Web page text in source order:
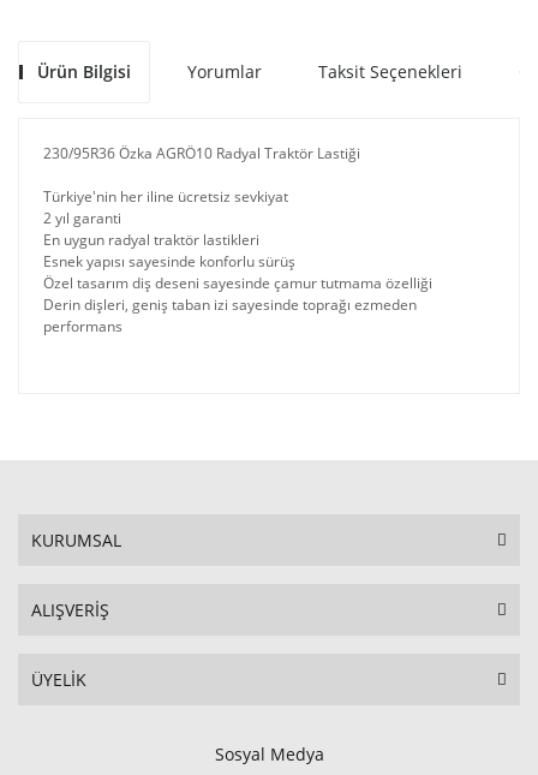
Ürün Bilgisi Yorumlar Taksit Seçenekleri
230/95R36 Özka AGRÖ10 Radyal Traktör Lastiği
Türkiye'nin her iline ücretsiz sevkiyat
2 yıl garanti
En uygun radyal traktör lastikleri
Esnek yapısı sayesinde konforlu sürüş
Özel tasarım diş deseni sayesinde çamur tutmama özelliği
Derin dişleri, geniş taban izi sayesinde toprağı ezmeden
performans
KURUMSAL
ALIŞVERİŞ
ÜYELİK
Sosyal Medya